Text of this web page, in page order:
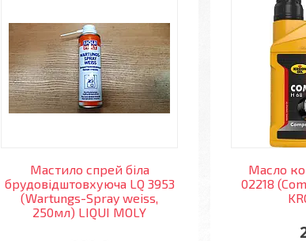
Мастило спрей біла
брудовідштовхуюча LQ 3953
(Wartungs-Spray weiss,
250мл) LIQUI MOLY
Масло
02218